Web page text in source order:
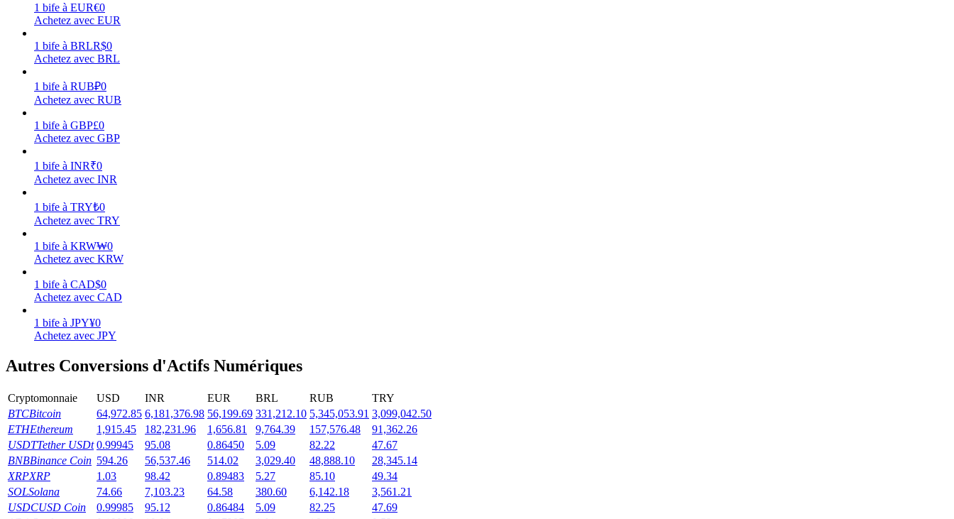
Stratégies de trading
Apprenez à rester rentable
Gagner
Cochon de puissance
Gagnez quotidiennement des récompenses compétitives
1 bife à EUR€0
Achetez avec EUR
1 bife à BRLR$0
Achetez avec BRL
1 bife à RUB₽0
Achetez avec RUB
1 bife à GBP£0
Achetez avec GBP
1 bife à INR₹0
Achetez avec INR
1 bife à TRY₺0
Achetez avec TRY
1 bife à KRW₩0
Achetez avec KRW
1 bife à CAD$0
Achetez avec CAD
1 bife à JPY¥0
Achetez avec JPY
Autres Conversions d'Actifs Numériques
Cryptomonnaie USD INR EUR BRL RUB
TRY
BTCBitcoin 64,972.85 6,181,376.98 56,199.69 331,212.10 5,345,053.91 3,099,042.50
ETHEthereum 1,915.45 182,231.96 1,656.81 9,764.39 157,576.48
91,362.26
USDTTether USDt 0.99945 95.08 0.86450 5.09 82.22
47.67
BNBBinance Coin 594.26 56,537.46 514.02 3,029.40 48,888.10
28,345.14
XRPXRP 1.03 98.42 0.89483 5.27 85.10
49.34
SOLSolana 74.66 7,103.23 64.58 380.60 6,142.18
3,561.21
USDCUSD Coin 0.99985 95.12 0.86484 5.09 82.25
47.69